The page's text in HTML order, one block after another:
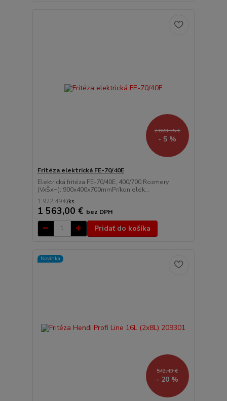
2 023,35 €
- 5 %
Fritéza elektrická FE-70/40E
Elektrická fritéza FE-70/40E, 400/700 Rozmery
(VxŠxH): 900x400x700mmPríkon elek...
1 922,49 €/ks
1 563,00 € bez DPH
Pridať do košíka
Novinka
542,43 €
- 20 %